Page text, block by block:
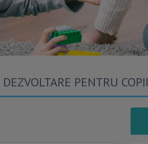
PENTRU COPII